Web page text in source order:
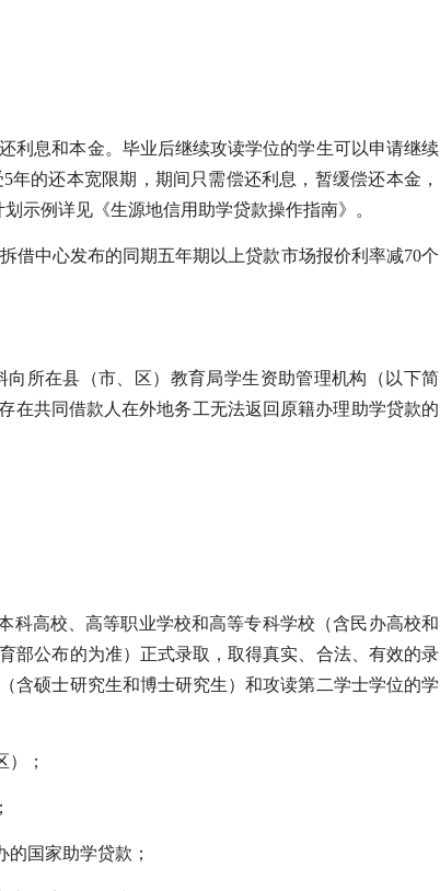
利息和本金。毕业后继续攻读学位的学生可以申请继续
的还本宽限期，期间只需偿还利息，暂缓偿还本金，
示例详见《生源地信用助学贷款操作指南》。
借中心发布的同期五年期以上贷款市场报价利率减70个
所在县（市、区）教育局学生资助管理机构（以下简
在共同借款人在外地务工无法返回原籍办理助学贷款的
科高校、高等职业学校和高等专科学校（含民办高校和
部公布的为准）正式录取，取得真实、合法、有效的录
含硕士研究生和博士研究生）和攻读第二学士学位的学
；
国家助学贷款；